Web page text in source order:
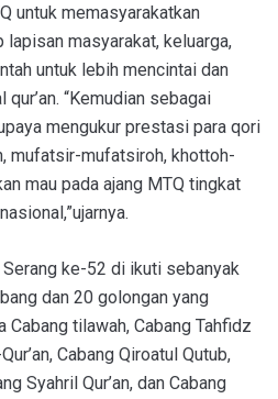
untuk memasyarakatkan
masyarakat, keluarga,
untuk lebih mencintai dan
“Kemudian sebagai
mengukur prestasi para qori
mufatsir-mufatsiroh, khottoh-
mau pada ajang MTQ tingkat
ke-52 di ikuti sebanyak
dan 20 golongan yang
Cabang tilawah, Cabang Tahfidz
Cabang Qiroatul Qutub,
Syahril Qur’an, dan Cabang